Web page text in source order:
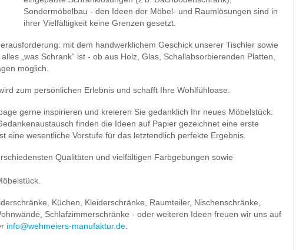
Sondermöbelbau - den Ideen der Möbel- und Raumlösungen sind in
ihrer Vielfältigkeit keine Grenzen gesetzt.
mit dem handwerklichem Geschick unserer Tischler sowie
„was Schrank“ ist - ob aus Holz, Glas, Schallabsorbierenden Platten,
möglich.
zum persönlichen Erlebnis und schafft Ihre Wohlfühloase.
gerne inspirieren und kreieren Sie gedanklich Ihr neues Möbelstück.
finden die Ideen auf Papier gezeichnet eine erste
eine wesentliche Vorstufe für das letztendlich perfekte Ergebnis.
Qualitäten und vielfältigen Farbgebungen sowie
Küchen, Kleiderschränke, Raumteiler, Nischenschränke,
Schlafzimmerschränke - oder weiteren Ideen freuen wir uns auf
info@wehmeiers-manufaktur.de